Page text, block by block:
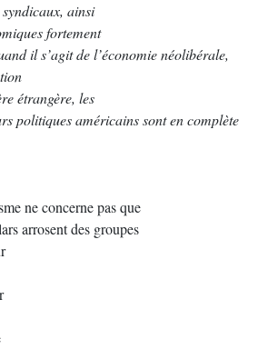
ainsi
fortement
il s’agit de l’économie néolibérale,
étrangère, les
politiques américains sont en complète
ne concerne pas que
arrosent des groupes